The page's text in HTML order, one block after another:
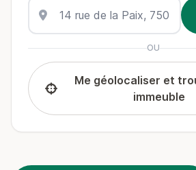
OU
Me géolocaliser et
immeuble